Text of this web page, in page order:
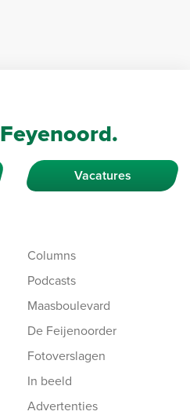
Feyenoord.
Vacatures
Columns
Podcasts
Maasboulevard
De Feijenoorder
Fotoverslagen
In beeld
Advertenties